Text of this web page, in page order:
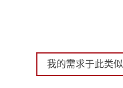
我的需求于此类似